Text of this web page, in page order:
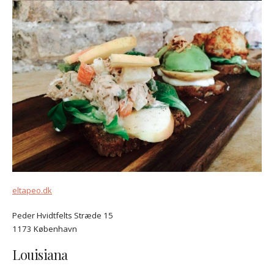
eltapeo.dk
Peder Hvidtfelts Stræde 15
1173 København
Louisiana